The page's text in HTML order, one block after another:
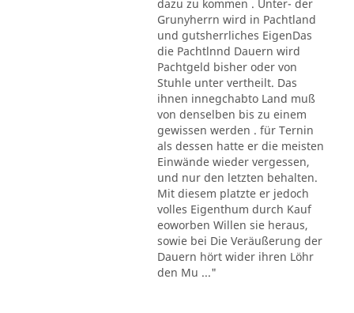
dazu zu kommen . Unter- der
Grunyherrn wird in Pachtland
und gutsherrliches EigenDas
die Pachtlnnd Dauern wird
Pachtgeld bisher oder von
Stuhle unter vertheilt. Das
ihnen innegchabto Land muß
von denselben bis zu einem
gewissen werden . für Ternin
als dessen hatte er die meisten
Einwände wieder vergessen,
und nur den letzten behalten.
Mit diesem platzte er jedoch
volles Eigenthum durch Kauf
eoworben Willen sie heraus,
sowie bei Die Veräußerung der
Dauern hört wider ihren Löhr
den Mu ..."